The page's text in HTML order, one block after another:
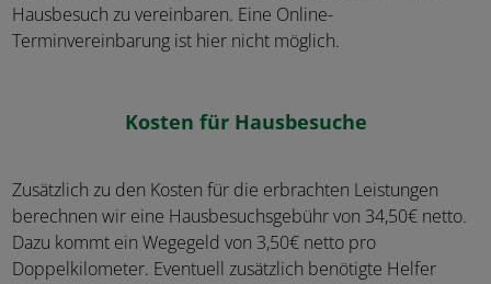
Hausbesuch zu vereinbaren. Eine Online-
Terminvereinbarung ist hier nicht möglich.
Kosten für Hausbesuche
Zusätzlich zu den Kosten für die erbrachten Leistungen
berechnen wir eine Hausbesuchsgebühr von 34,50€ netto.
Dazu kommt ein Wegegeld von 3,50€ netto pro
Doppelkilometer. Eventuell zusätzlich benötigte Helfer